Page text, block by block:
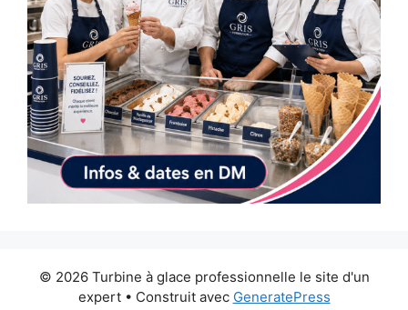
© 2026 Turbine à glace professionnelle le site d'un
expert• Construit avec GeneratePress